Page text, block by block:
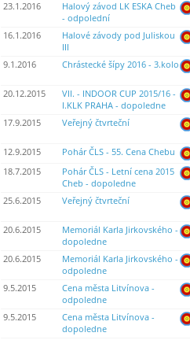
23.1.2016
Halový závod LK ESKA Cheb
- odpolední
16.1.2016
Halové závody pod Juliskou
III
9.1.2016 Chrástecké šípy 2016 - 3.kolo
20.12.2015
VII. - INDOOR CUP 2015/16 -
I.KLK PRAHA - dopoledne
17.9.2015 Veřejný čtvrteční
12.9.2015 Pohár ČLS - 55. Cena Chebu
18.7.2015
Pohár ČLS - Letní cena 2015
Cheb - dopoledne
25.6.2015 Veřejný čtvrteční
20.6.2015
Memoriál Karla Jirkovského -
dopoledne
20.6.2015
Memoriál Karla Jirkovského -
odpoledne
9.5.2015
Cena města Litvínova -
odpoledne
9.5.2015
Cena města Litvínova -
dopoledne